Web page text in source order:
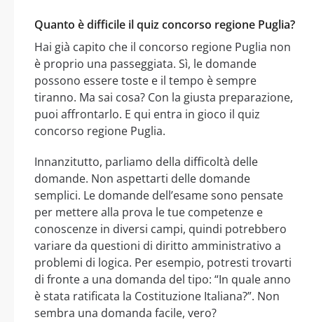
Quanto è difficile il quiz concorso regione Puglia?
Hai già capito che il concorso regione Puglia non
è proprio una passeggiata. Sì, le domande
possono essere toste e il tempo è sempre
tiranno. Ma sai cosa? Con la giusta preparazione,
puoi affrontarlo. E qui entra in gioco il quiz
concorso regione Puglia.
Innanzitutto, parliamo della difficoltà delle
domande. Non aspettarti delle domande
semplici. Le domande dell’esame sono pensate
per mettere alla prova le tue competenze e
conoscenze in diversi campi, quindi potrebbero
variare da questioni di diritto amministrativo a
problemi di logica. Per esempio, potresti trovarti
di fronte a una domanda del tipo: “In quale anno
è stata ratificata la Costituzione Italiana?”. Non
sembra una domanda facile, vero?